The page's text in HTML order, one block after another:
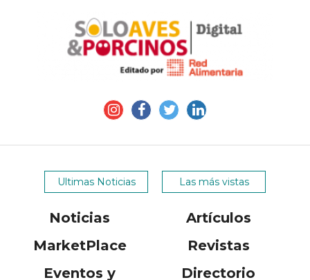
Ultimas Noticias Las más vistas
Noticias
Artículos
MarketPlace
Revistas
Eventos y
Directorio